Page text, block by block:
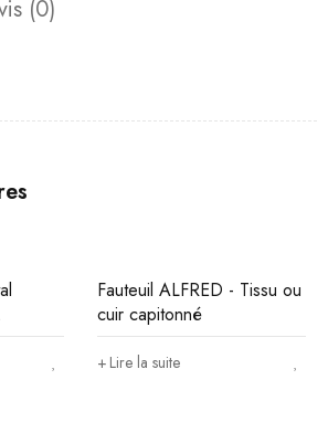
(0)
Fauteuil ALFRED - Tissu ou
cuir capitonné
Lire la suite